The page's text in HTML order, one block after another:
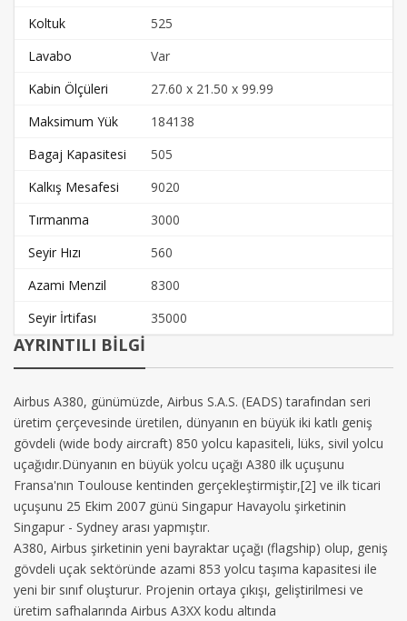
Koltuk
525
Lavabo
Var
Kabin Ölçüleri
27.60 x 21.50 x 99.99
Maksimum Yük
184138
Bagaj Kapasitesi
505
Kalkış Mesafesi
9020
Tırmanma
3000
Seyir Hızı
560
Azami Menzil
8300
Seyir İrtifası
35000
AYRINTILI BİLGİ
Airbus A380, günümüzde, Airbus S.A.S. (EADS) tarafından seri
üretim çerçevesinde üretilen, dünyanın en büyük iki katlı geniş
gövdeli (wide body aircraft) 850 yolcu kapasiteli, lüks, sivil yolcu
uçağıdır.Dünyanın en büyük yolcu uçağı A380 ilk uçuşunu
Fransa'nın Toulouse kentinden gerçekleştirmiştir,[2] ve ilk ticari
uçuşunu 25 Ekim 2007 günü Singapur Havayolu şirketinin
Singapur - Sydney arası yapmıştır.
A380, Airbus şirketinin yeni bayraktar uçağı (flagship) olup, geniş
gövdeli uçak sektöründe azami 853 yolcu taşıma kapasitesi ile
yeni bir sınıf oluşturur. Projenin ortaya çıkışı, geliştirilmesi ve
üretim safhalarında Airbus A3XX kodu altında